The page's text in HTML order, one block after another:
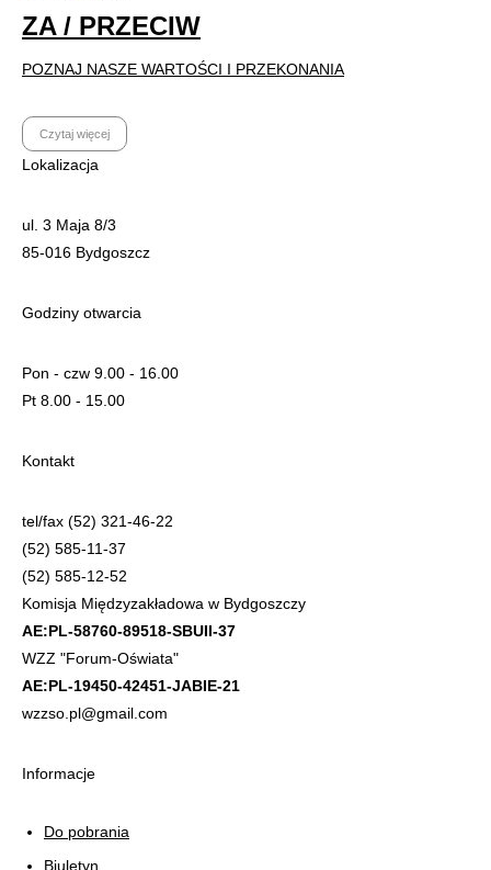
ZA / PRZECIW
POZNAJ NASZE WARTOŚCI I PRZEKONANIA
Czytaj więcej
Lokalizacja
ul. 3 Maja 8/3
85-016 Bydgoszcz
Godziny otwarcia
Pon - czw 9.00 - 16.00
Pt 8.00 - 15.00
Kontakt
tel/fax (52) 321-46-22
(52) 585-11-37
(52) 585-12-52
Komisja Międzyzakładowa w Bydgoszczy
AE:PL-58760-89518-SBUII-37
WZZ "Forum-Oświata"
AE:PL-19450-42451-JABIE-21
wzzso.pl@gmail.com
Informacje
Do pobrania
Biuletyn